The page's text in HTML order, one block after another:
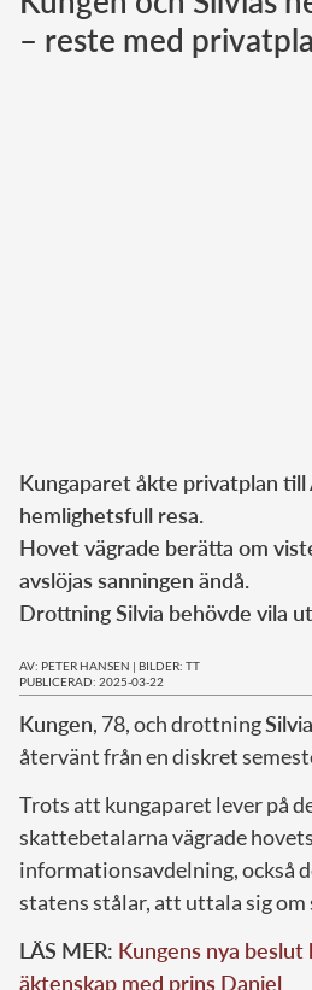
Norska
– reste med
Kungaparet åkte privatplan till
hemlighetsfull resa.
Hovet vägrade berätta om
avslöjas sanningen ändå.
Drottning Silvia behövde vila
AV: PETER HANSEN | BILDER: TT
PUBLICERAD: 2025-03-22
Kungen, 78, och drottning
återvänt från en diskret
Trots att kungaparet lever på
skattebetalarna vägrade hovets
informationsavdelning, också
statens stålar, att uttala sig om
LÄS MER: Kungens nya
äktenskap med prins Daniel